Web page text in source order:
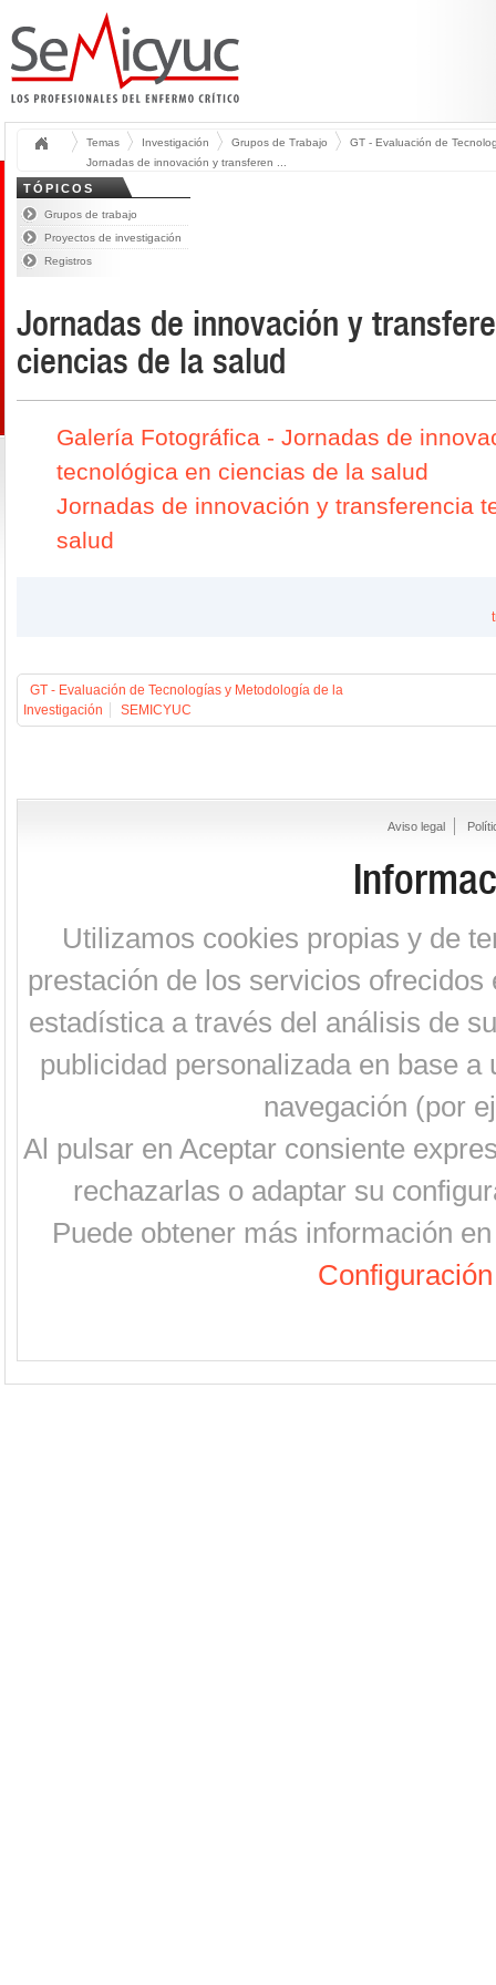
Temas Investigación Grupos de Trabajo
GT - Evaluación de
Jornadas de innovación y transferen ...
TÓPICOS
Grupos de trabajo
Proyectos de investigación
Registros
Jornadas de innovación y
ciencias de la salud
Galería Fotográfica - Jornadas de
tecnológica en ciencias de la salud
Jornadas de innovación y transferencia
salud
GT - Evaluación de Tecnologías y Metodología de la
Investigación
SEMICYUC
Aviso legal
Utilizamos cookies propias y de
prestación de los servicios
estadística a través del análisis de
publicidad personalizada en base
navegación (por
Al pulsar en Aceptar consiente
rechazarlas o adaptar su
Puede obtener más información